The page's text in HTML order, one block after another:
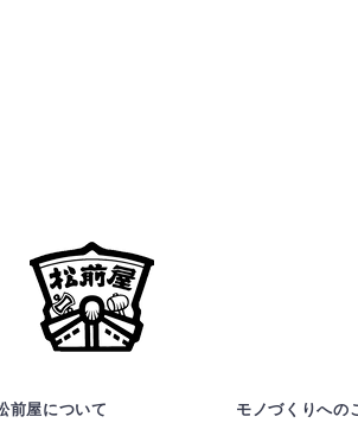
前屋について
モノづくりへの